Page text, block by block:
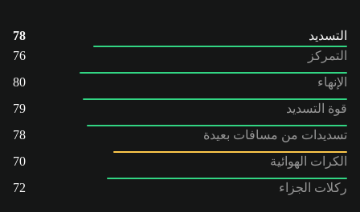
التسديد
78
التمركز
76
الإنهاء
80
قوة التسديد
79
تسديدات من مسافات بعيدة
78
الكرات الهوائية
70
ركلات الجزاء
72